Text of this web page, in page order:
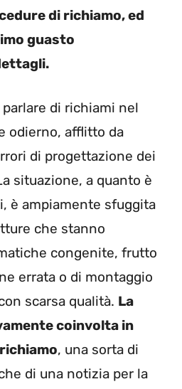
di richiamo, ed
guasto
di richiami nel
odierno, afflitto da
di progettazione dei
situazione, a quanto è
è ampiamente sfuggita
che stanno
congenite, frutto
errata o di montaggio
scarsa qualità. La
coinvolta in
, una sorta di
di una notizia per la